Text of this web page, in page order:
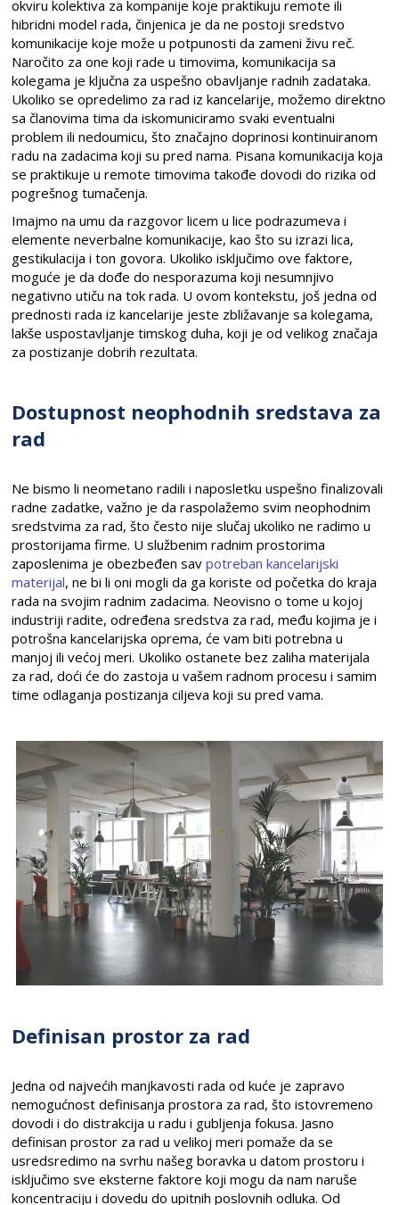
okviru kolektiva za kompanije koje praktikuju remote ili
hibridni model rada, činjenica je da ne postoji sredstvo
komunikacije koje može u potpunosti da zameni živu reč.
Naročito za one koji rade u timovima, komunikacija sa
kolegama je ključna za uspešno obavljanje radnih zadataka.
Ukoliko se opredelimo za rad iz kancelarije, možemo direktno
sa članovima tima da iskomuniciramo svaki eventualni
problem ili nedoumicu, što značajno doprinosi kontinuiranom
radu na zadacima koji su pred nama. Pisana komunikacija koja
se praktikuje u remote timovima takođe dovodi do rizika od
pogrešnog tumačenja.
Imajmo na umu da razgovor licem u lice podrazumeva i
elemente neverbalne komunikacije, kao što su izrazi lica,
gestikulacija i ton govora. Ukoliko isključimo ove faktore,
moguće je da dođe do nesporazuma koji nesumnjivo
negativno utiču na tok rada. U ovom kontekstu, još jedna od
prednosti rada iz kancelarije jeste zbližavanje sa kolegama,
lakše uspostavljanje timskog duha, koji je od velikog značaja
za postizanje dobrih rezultata.
Dostupnost neophodnih sredstava za
rad
Ne bismo li neometano radili i naposletku uspešno finalizovali
radne zadatke, važno je da raspolažemo svim neophodnim
sredstvima za rad, što često nije slučaj ukoliko ne radimo u
prostorijama firme. U službenim radnim prostorima
zaposlenima je obezbeđen savpotreban kancelarijski
materijal, ne bi li oni mogli da ga koriste od početka do kraja
rada na svojim radnim zadacima. Neovisno o tome u kojoj
industriji radite, određena sredstva za rad, među kojima je i
potrošna kancelarijska oprema, će vam biti potrebna u
manjoj ili većoj meri. Ukoliko ostanete bez zaliha materijala
za rad, doći će do zastoja u vašem radnom procesu i samim
time odlaganja postizanja ciljeva koji su pred vama.
Definisan prostor za rad
Jedna od najvećih manjkavosti rada od kuće je zapravo
nemogućnost definisanja prostora za rad, što istovremeno
dovodi i do distrakcija u radu i gubljenja fokusa. Jasno
definisan prostor za rad u velikoj meri pomaže da se
usredsredimo na svrhu našeg boravka u datom prostoru i
isključimo sve eksterne faktore koji mogu da nam naruše
koncentraciju i dovedu do upitnih poslovnih odluka. Od